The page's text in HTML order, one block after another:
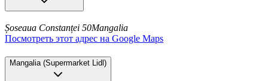
Șoseaua Constanței 50Mangalia
Посмотреть этот адрес на Google Maps
Mangalia (Supermarket Lidl)